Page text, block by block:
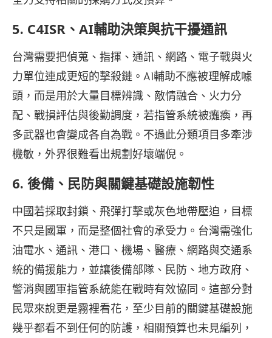
5. C4ISR 、AI輔助決策與抗干擾通訊
台灣需要把偵蒐、指揮、通訊、網路、電子戰與火
力單位連成更短的擊殺鏈。AI輔助不應被理解成噱
頭，而是用於大量目標辨識、敵情融合、火力分
配、戰損評估與後勤調度，若指管系統被癱瘓，再
多武器也會變成各自為戰。不過此分類項目多牽涉
機敏，外界很難看出規劃好壞端倪。
6. 後備、民防與關鍵基礎設施韌性
中國若採取封鎖、飛彈打擊或灰色地帶壓迫，目標
不只是國軍，而是整個社會的承受力。台灣需強化
油電水、通訊、港口、機場、醫療、網路與交通系
統的備援能力，並讓後備部隊、民防、地方政府、
警消與國軍指管系統能在戰時有效協同。這部分對
民眾來說更是霧裡看花，至少目前的關鍵基礎設施
幾乎都看不到任何的防護，相關預算也未見編列，